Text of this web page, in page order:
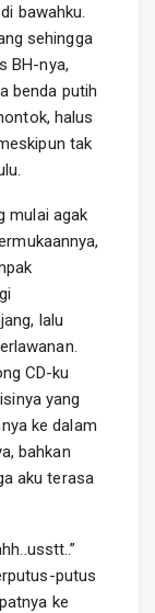
bawahku.
sehingga
BH-nya,
benda putih
halus
tak
mulai agak
lalu
CD-ku
yang
ke dalam
bahkan
aku terasa
putus
ke